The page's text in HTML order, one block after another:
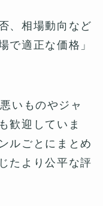
、相場動向など
で適正な価格」
いものやジャ
歓迎していま
ルごとにまとめ
たより公平な評